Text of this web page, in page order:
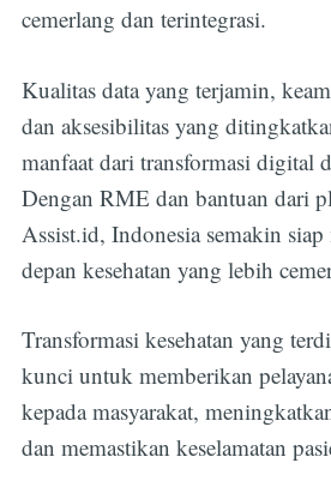
cemerlang dan terintegrasi.
Kualitas data yang terjamin,
dan aksesibilitas yang
manfaat dari transformasi digital
Dengan RME dan bantuan dari
Assist.id, Indonesia semakin siap
depan kesehatan yang lebih
Transformasi kesehatan yang
kunci untuk memberikan
kepada masyarakat,
dan memastikan keselamatan